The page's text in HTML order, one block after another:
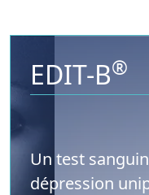
EDIT-B®
Un test
dépression